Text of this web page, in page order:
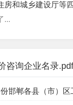
和城乡建设厅等四部门
...
咨询企业名录
邯郸各县（市）